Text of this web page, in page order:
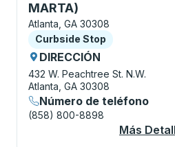
MARTA)
Atlanta, GA 30308
Curbside Stop
Curbside Stop
DIRECCIÓN
432 W. Peachtree St. N.W.
Atlanta, GA 30308
Número de teléfono
(858) 800-8898
Más